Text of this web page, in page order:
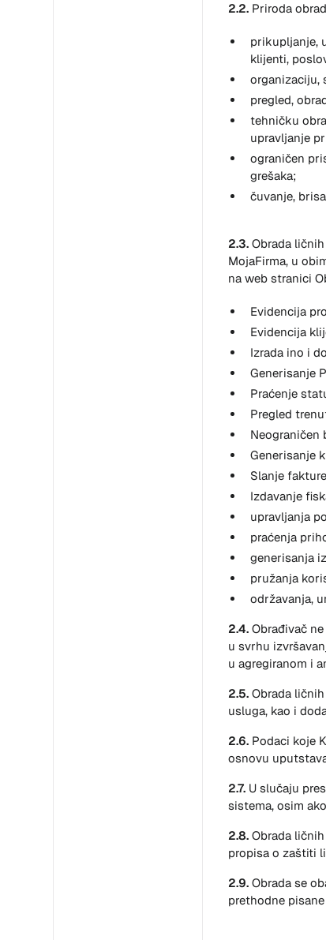
2.2. Priroda
prikupljanje,
klijenti,
organizaciju,
pregled,
tehničku
upravljanje
ograničen
grešaka;
čuvanje,
2.3. Obrada
MojaFirma, u
na web stranici
Evidencija
Evidencija
Izrada ino i
Generisanje
Praćenje
Pregled
Neograničen
Generisanje
Slanje
Izdavanje
upravljanja
praćenja
generisanja
pružanja
održavanja,
2.4. Obrađivač
u svrhu
u agregiranom i
2.5. Obrada
usluga, kao i
2.6. Podaci koje
osnovu
2.7. U slučaju
sistema, osim
2.8. Obrada
propisa o zaštiti
2.9. Obrada se
prethodne